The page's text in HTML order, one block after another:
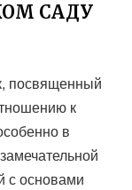
САДУ
посвященный
к
в
с основами